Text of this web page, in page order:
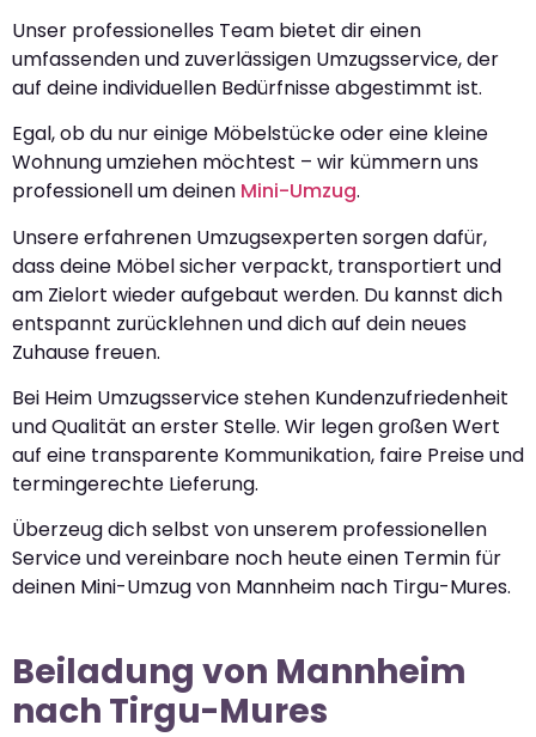
Unser professionelles Team bietet dir einen
umfassenden und zuverlässigen Umzugsservice, der
auf deine individuellen Bedürfnisse abgestimmt ist.
Egal, ob du nur einige Möbelstücke oder eine kleine
Wohnung umziehen möchtest – wir kümmern uns
professionell um deinen Mini-Umzug.
Unsere erfahrenen Umzugsexperten sorgen dafür,
dass deine Möbel sicher verpackt, transportiert und
am Zielort wieder aufgebaut werden. Du kannst dich
entspannt zurücklehnen und dich auf dein neues
Zuhause freuen.
Bei Heim Umzugsservice stehen Kundenzufriedenheit
und Qualität an erster Stelle. Wir legen großen Wert
auf eine transparente Kommunikation, faire Preise und
termingerechte Lieferung.
Überzeug dich selbst von unserem professionellen
Service und vereinbare noch heute einen Termin für
deinen Mini-Umzug von Mannheim nach Tirgu-Mures.
Beiladung von Mannheim
nach Tirgu-Mures